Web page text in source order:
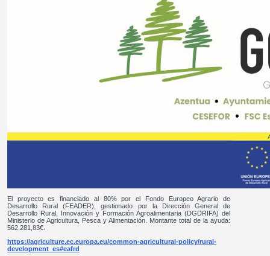
El proyecto es financiado al 80% por el Fondo Europeo Agrario de
Desarrollo Rural (FEADER), gestionado por la Dirección General de
Desarrollo Rural, Innovación y Formación Agroalimentaria (DGDRIFA) del
Ministerio de Agricultura, Pesca y Alimentación. Montante total de la ayuda:
562.281,83€.
https://agriculture.ec.europa.eu/common-agricultural-policy/rural-
development_es#eafrd